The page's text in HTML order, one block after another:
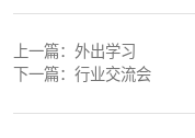
上一篇： 外出学习
下一篇： 行业交流会